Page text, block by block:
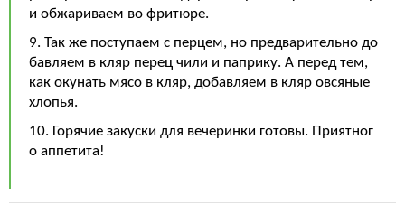
и обжариваем во фритюре.
9. Так же поступаем с перцем, но предварительно до
бавляем в кляр перец чили и паприку. А перед тем,
как окунать мясо в кляр, добавляем в кляр овсяные
хлопья.
10. Горячие закуски для вечеринки готовы. Приятног
о аппетита!